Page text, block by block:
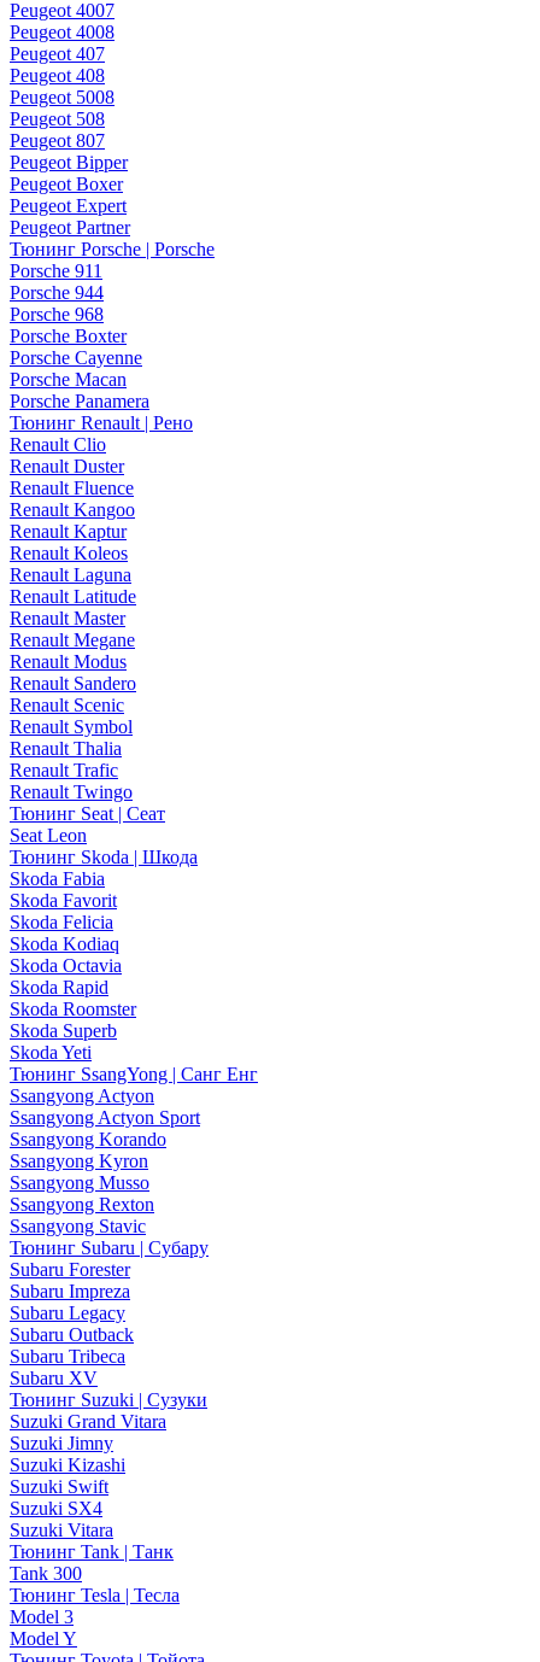
Peugeot 4007
Peugeot 4008
Peugeot 407
Peugeot 408
Peugeot 5008
Peugeot 508
Peugeot 807
Peugeot Bipper
Peugeot Boxer
Peugeot Expert
Peugeot Partner
Тюнинг Porsche | Porsche
Porsche 911
Porsche 944
Porsche 968
Porsche Boxter
Porsche Cayenne
Porsche Macan
Porsche Panamera
Тюнинг Renault | Рено
Renault Clio
Renault Duster
Renault Fluence
Renault Kangoo
Renault Kaptur
Renault Koleos
Renault Laguna
Renault Latitude
Renault Master
Renault Megane
Renault Modus
Renault Sandero
Renault Scenic
Renault Symbol
Renault Thalia
Renault Trafic
Renault Twingo
Тюнинг Seat | Сеат
Seat Leon
Тюнинг Skoda | Шкода
Skoda Fabia
Skoda Favorit
Skoda Felicia
Skoda Kodiaq
Skoda Octavia
Skoda Rapid
Skoda Roomster
Skoda Superb
Skoda Yeti
Тюнинг SsangYong | Санг Енг
Ssangyong Actyon
Ssangyong Actyon Sport
Ssangyong Korando
Ssangyong Kyron
Ssangyong Musso
Ssangyong Rexton
Ssangyong Stavic
Тюнинг Subaru | Субару
Subaru Forester
Subaru Impreza
Subaru Legacy
Subaru Outback
Subaru Tribeca
Subaru XV
Тюнинг Suzuki | Сузуки
Suzuki Grand Vitara
Suzuki Jimny
Suzuki Kizashi
Suzuki Swift
Suzuki SX4
Suzuki Vitara
Тюнинг Tank | Танк
Tank 300
Тюнинг Tesla | Тесла
Model 3
Model Y